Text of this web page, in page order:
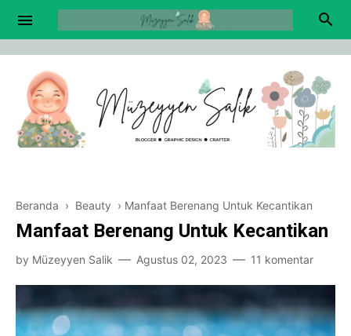
Beranda › Beauty › Manfaat Berenang Untuk Kecantikan
Manfaat Berenang Untuk Kecantikan
by Müzeyyen Salik Agustus 02, 2023 11 komentar